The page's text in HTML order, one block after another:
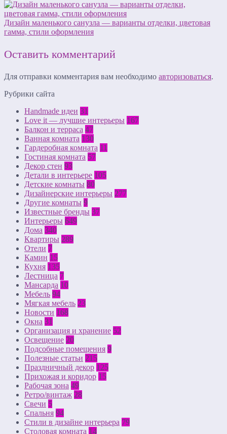
Дизайн маленького санузла — варианты отделки, цветовая
гамма, стили оформления
Оставить комментарий
Для отправки комментария вам необходимо авторизоваться.
Рубрики сайта
Handmade идеи 31
Love it — лучшие интерьеры 167
Балкон и терраса 47
Ванная комната 130
Гардеробная комната 11
Гостиная комната 57
Декор стен 93
Детали в интерьере 105
Детские комнаты 80
Дизайнерские интерьеры 277
Другие комнаты 9
Известные бренды 37
Интерьеры 649
Дома 340
Квартиры 289
Отели 7
Камин 15
Кухня 135
Лестница 7
Мансарда 10
Мебель 94
Мягкая мебель 23
Новости 168
Окна 31
Организация и хранение 52
Освещение 20
Подсобные помещения 9
Полезные статьи 215
Праздничный декор 125
Прихожая и коридор 15
Рабочая зона 49
Ретро/винтаж 28
Свечи 5
Спальня 94
Стили в дизайне интерьера 79
Столовая комната 14